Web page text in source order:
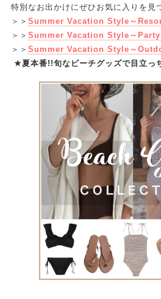
特別なお出かけにぜひお気に入りを
＞＞ Summer Vacation Style～
＞＞ Summer Vacation Style～Party
＞＞ Summer Vacation Style～
★夏本番!!旬なビーチグッズで目立っ